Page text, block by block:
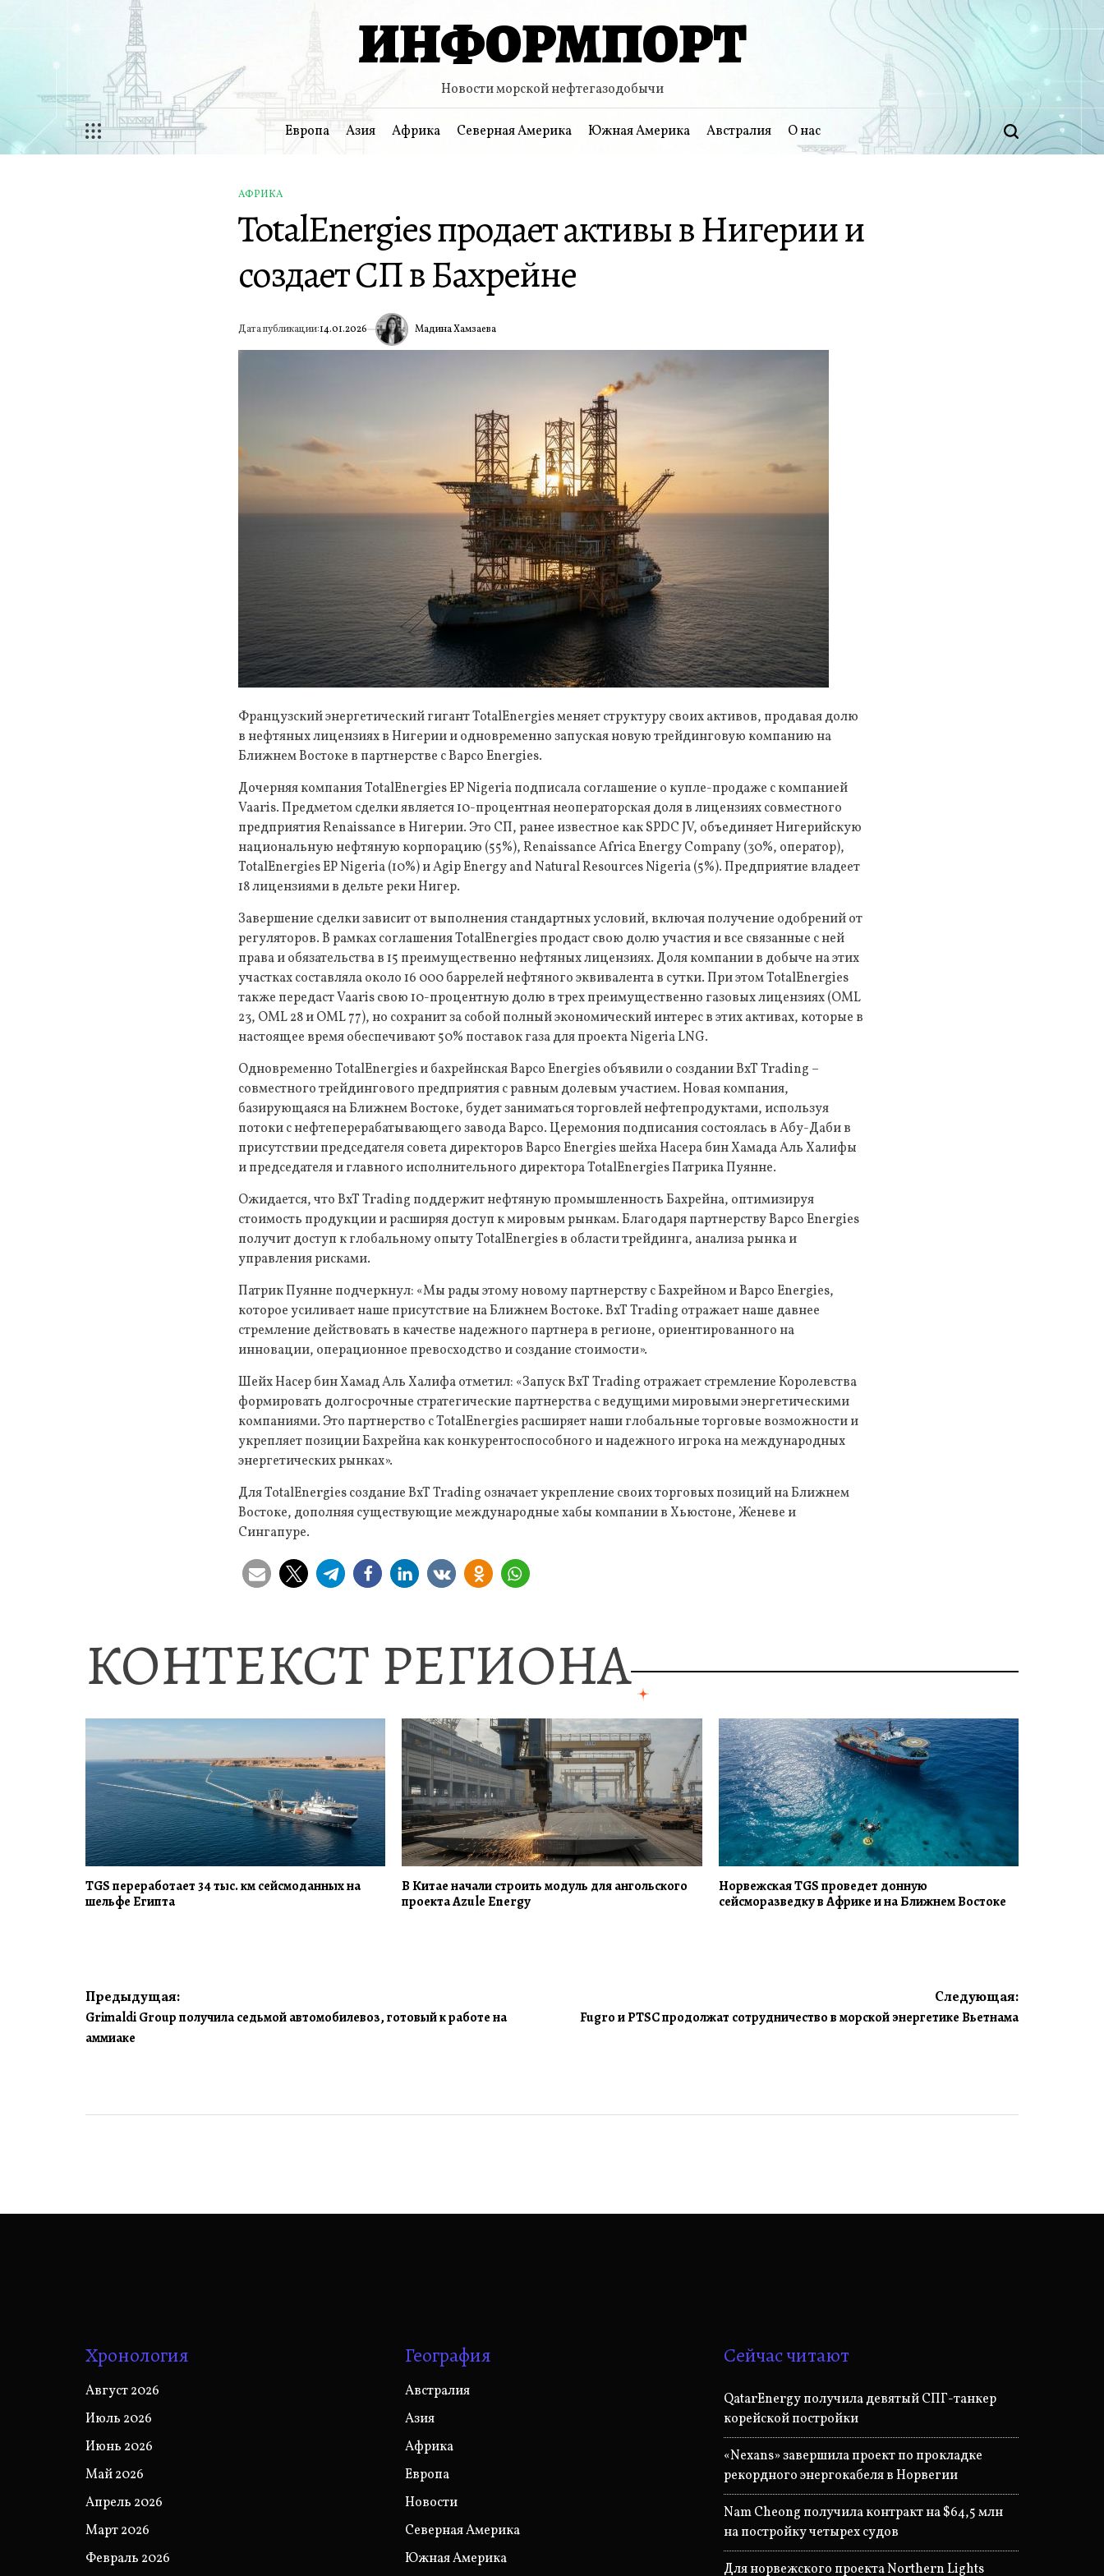
ИНФОРМПОРТ
Новости морской нефтегазодобычи
Европа Азия Африка Северная Америка Южная Америка Австралия О нас Поиск
ОПУБЛИКОВАНО
В
АФРИКА
TotalEnergies продает активы в Нигерии и
создает СП в Бахрейне
Дата публикации:14.01.2026 ИА Мадина Хамзаева
Французский энергетический гигант TotalEnergies меняет структуру своих активов, продавая долю
в нефтяных лицензиях в Нигерии и одновременно запуская новую трейдинговую компанию на
Ближнем Востоке в партнерстве с Bapco Energies.
Дочерняя компания TotalEnergies EP Nigeria подписала соглашение о купле-продаже с компанией
Vaaris. Предметом сделки является 10-процентная неоператорская доля в лицензиях совместного
предприятия Renaissance в Нигерии. Это СП, ранее известное как SPDC JV, объединяет Нигерийскую
национальную нефтяную корпорацию (55%), Renaissance Africa Energy Company (30%, оператор),
TotalEnergies EP Nigeria (10%) и Agip Energy and Natural Resources Nigeria (5%). Предприятие владеет
18 лицензиями в дельте реки Нигер.
Завершение сделки зависит от выполнения стандартных условий, включая получение одобрений от
регуляторов. В рамках соглашения TotalEnergies продаст свою долю участия и все связанные с ней
права и обязательства в 15 преимущественно нефтяных лицензиях. Доля компании в добыче на этих
участках составляла около 16 000 баррелей нефтяного эквивалента в сутки. При этом TotalEnergies
также передаст Vaaris свою 10-процентную долю в трех преимущественно газовых лицензиях (OML
23, OML 28 и OML 77), но сохранит за собой полный экономический интерес в этих активах, которые в
настоящее время обеспечивают 50% поставок газа для проекта Nigeria LNG.
Одновременно TotalEnergies и бахрейнская Bapco Energies объявили о создании BxT Trading –
совместного трейдингового предприятия с равным долевым участием. Новая компания,
базирующаяся на Ближнем Востоке, будет заниматься торговлей нефтепродуктами, используя
потоки с нефтеперерабатывающего завода Bapco. Церемония подписания состоялась в Абу-Даби в
присутствии председателя совета директоров Bapco Energies шейха Насера бин Хамада Аль Халифы
и председателя и главного исполнительного директора TotalEnergies Патрика Пуянне.
Ожидается, что BxT Trading поддержит нефтяную промышленность Бахрейна, оптимизируя
стоимость продукции и расширяя доступ к мировым рынкам. Благодаря партнерству Bapco Energies
получит доступ к глобальному опыту TotalEnergies в области трейдинга, анализа рынка и
управления рисками.
Патрик Пуянне подчеркнул: «Мы рады этому новому партнерству с Бахрейном и Bapco Energies,
которое усиливает наше присутствие на Ближнем Востоке. BxT Trading отражает наше давнее
стремление действовать в качестве надежного партнера в регионе, ориентированного на
инновации, операционное превосходство и создание стоимости».
Шейх Насер бин Хамад Аль Халифа отметил: «Запуск BxT Trading отражает стремление Королевства
формировать долгосрочные стратегические партнерства с ведущими мировыми энергетическими
компаниями. Это партнерство с TotalEnergies расширяет наши глобальные торговые возможности и
укрепляет позиции Бахрейна как конкурентоспособного и надежного игрока на международных
энергетических рынках».
Для TotalEnergies создание BxT Trading означает укрепление своих торговых позиций на Ближнем
Востоке, дополняя существующие международные хабы компании в Хьюстоне, Женеве и
Сингапуре.
КОНТЕКСТ РЕГИОНА
TGS переработает 34 тыс. км сейсмоданных на
шельфе Египта
В Китае начали строить модуль для ангольского
проекта Azule Energy
Норвежская TGS проведет донную
сейсморазведку в Африке и на Ближнем Востоке
Навигация
по
Предыдущая:
Grimaldi Group получила седьмой автомобилевоз, готовый к работе на
аммиаке
Следующая:
Fugro и PTSC продолжат сотрудничество в морской энергетике Вьетнама
Хронология
Август 2026
Июль 2026
Июнь 2026
Май 2026
Апрель 2026
Март 2026
Февраль 2026
География
Австралия
Азия
Африка
Европа
Новости
Северная Америка
Южная Америка
Сейчас читают
QatarEnergy получила девятый СПГ-танкер
корейской постройки
«Nexans» завершила проект по прокладке
рекордного энергокабеля в Норвегии
Nam Cheong получила контракт на $64,5 млн
на постройку четырех судов
Для норвежского проекта Northern Lights